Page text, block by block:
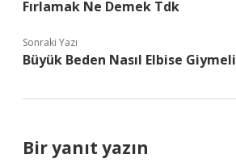
Fırlamak Ne Demek Tdk
Sonraki Yazı
Büyük Beden Nasıl Elbise Giymeli
Bir yanıt yazın